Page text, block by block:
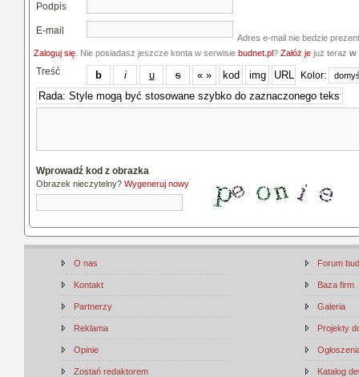
Podpis
E-mail
Adres e-mail nie bedzie
Zaloguj się . Nie posiadasz jeszcze konta w serwisie budnet.pl? Załóż je już teraz w
Treść Kolor:
Wprowadź kod z obrazka
Obrazek nieczytelny? Wygeneruj nowy
O nas
Kontakt
Partnerzy
Reklama
Opinie
Zostań redaktorem
Forum
Baza firm
Galeria
Projekty
Katalog